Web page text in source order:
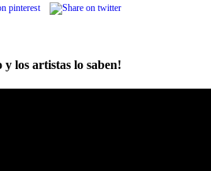
y los artistas lo saben!